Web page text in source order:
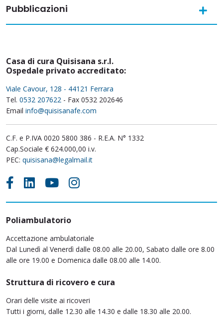
Pubblicazioni
Casa di cura Quisisana s.r.l.
Ospedale privato accreditato:
Viale Cavour, 128 - 44121 Ferrara
Tel. 0532 207622 - Fax 0532 202646
Email info@quisisanafe.com
C.F. e P.IVA 0020 5800 386 - R.E.A. N° 1332
Cap.Sociale € 624.000,00 i.v.
PEC: quisisana@legalmail.it
Poliambulatorio
Accettazione ambulatoriale
Dal Lunedì al Venerdì dalle 08.00 alle 20.00, Sabato dalle ore 8.00
alle ore 19.00 e Domenica dalle 08.00 alle 14.00.
Struttura di ricovero e cura
Orari delle visite ai ricoveri
Tutti i giorni, dalle 12.30 alle 14.30 e dalle 18.30 alle 20.00.